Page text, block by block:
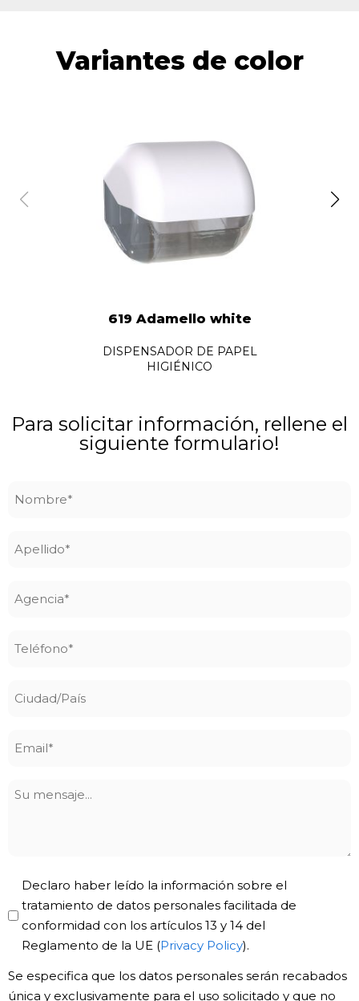
Variantes de color
619 Adamello white
DISPENSADOR DE PAPEL
HIGIÉNICO
Para solicitar información, rellene el
siguiente formulario!
Ciudad/País
Su
Privacy
Policy
*
Declaro haber leído la información sobre el
tratamiento de datos personales facilitada de
conformidad con los artículos 13 y 14 del
Reglamento de la UE (Privacy Policy).
Se especifica que los datos personales serán recabados
única y exclusivamente para el uso solicitado y que no